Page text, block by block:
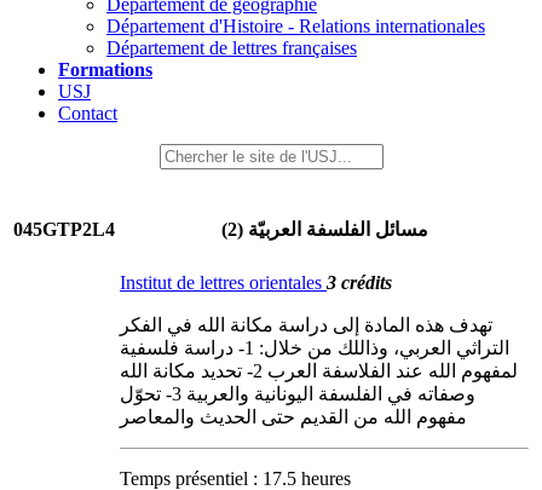
Département de géographie
Département d'Histoire - Relations internationales
Département de lettres françaises
Formations
USJ
Contact
045GTP2L4 مسائل الفلسفة العربيّة (2)
Institut de lettres orientales 3 crédits
تهدف هذه المادة إلى دراسة مكانة الله في الفكر
التراثي العربي، وذاللك من خلال: 1- دراسة فلسفية
لمفهوم الله عند الفلاسفة العرب 2- تحديد مكانة الله
وصفاته في الفلسفة اليونانية والعربية 3- تحوّل
مفهوم الله من القديم حتى الحديث والمعاصر
Temps présentiel : 17.5 heures